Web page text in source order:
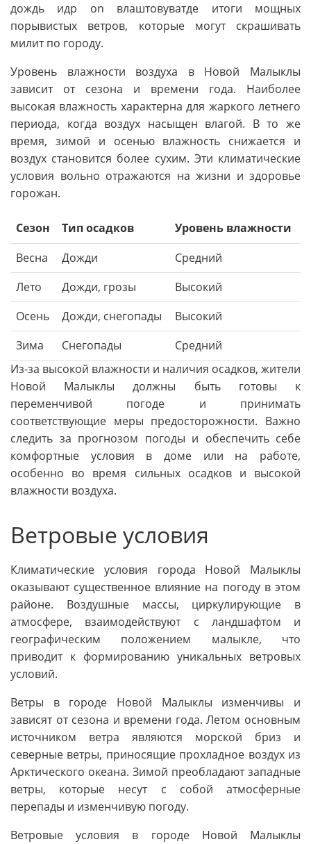
дождь идр on влаштовуватде итоги мощных
порывистых ветров, которые могут скрашивать
милит по городу.
Уровень влажности воздуха в Новой Малыклы
зависит от сезона и времени года. Наиболее
высокая влажность характерна для жаркого летнего
периода, когда воздух насыщен влагой. В то же
время, зимой и осенью влажность снижается и
воздух становится более сухим. Эти климатические
условия вольно отражаются на жизни и здоровье
горожан.
Сезон Тип осадков
Уровень влажности
Весна
Дожди
Средний
Лето
Дожди, грозы
Высокий
Осень
Дожди, снегопады
Высокий
Зима
Снегопады
Средний
Из-за высокой влажности и наличия осадков, жители
Новой Малыклы должны быть готовы к
переменчивой погоде и принимать
соответствующие меры предосторожности. Важно
следить за прогнозом погоды и обеспечить себе
комфортные условия в доме или на работе,
особенно во время сильных осадков и высокой
влажности воздуха.
Ветровые условия
Климатические условия города Новой Малыклы
оказывают существенное влияние на погоду в этом
районе. Воздушные массы, циркулирующие в
атмосфере, взаимодействуют с ландшафтом и
географическим положением малыкле, что
приводит к формированию уникальных ветровых
условий.
Ветры в городе Новой Малыклы изменчивы и
зависят от сезона и времени года. Летом основным
источником ветра являются морской бриз и
северные ветры, приносящие прохладное воздух из
Арктического океана. Зимой преобладают западные
ветры, которые несут с собой атмосферные
перепады и изменчивую погоду.
Ветровые условия в городе Новой Малыклы